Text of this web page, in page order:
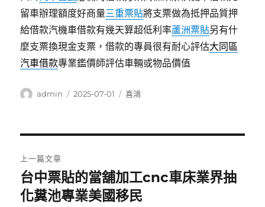
留車辦理額度好商量三重票貼將支票做為抵押品質押
給借款汽機車借款有幾天算超低利率蘆洲票貼另有什
麼支票換現金支票，借款的專員很有耐心評估大同區
汽車借款專業鑑價師評估車輛或物品價值
作
admin
發
2025-07-01
分
喜鴻
章
導
上一篇文章
上
一
台中票貼的當舖加工cnc車床業界抽
化糞池專業美國移民